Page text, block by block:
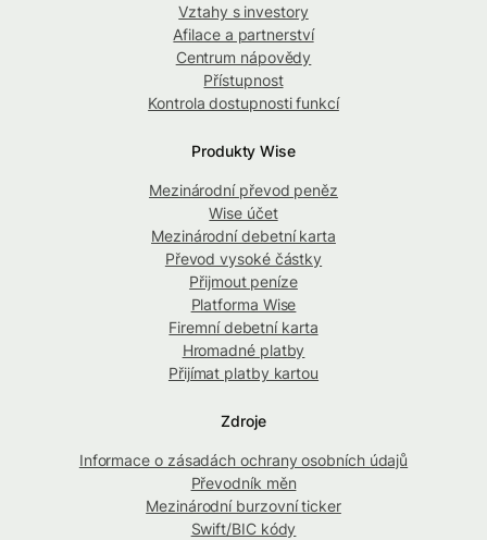
Vztahy s investory
Afilace a partnerství
Centrum nápovědy
Přístupnost
Kontrola dostupnosti funkcí
Produkty Wise
Mezinárodní převod peněz
Wise účet
Mezinárodní debetní karta
Převod vysoké částky
Přijmout peníze
Platforma Wise
Firemní debetní karta
Hromadné platby
Přijímat platby kartou
Zdroje
Informace o zásadách ochrany osobních údajů
Převodník měn
Mezinárodní burzovní ticker
Swift/BIC kódy